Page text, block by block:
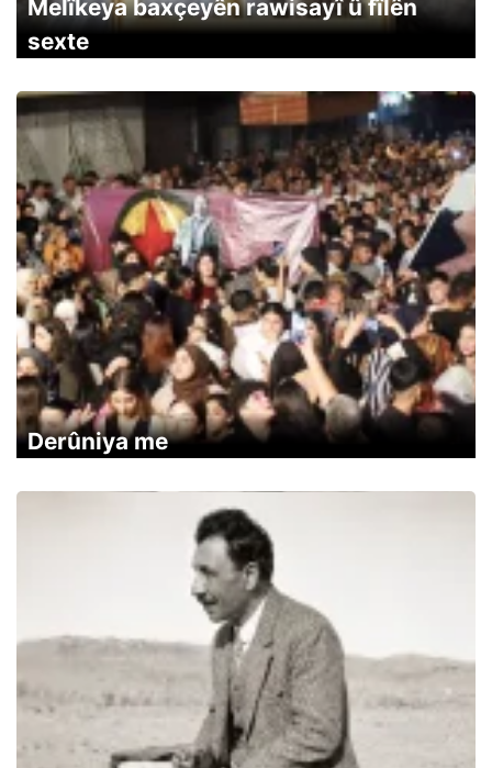
Melîkeya baxçeyên rawisayî û fîlên
sexte
Derûniya me